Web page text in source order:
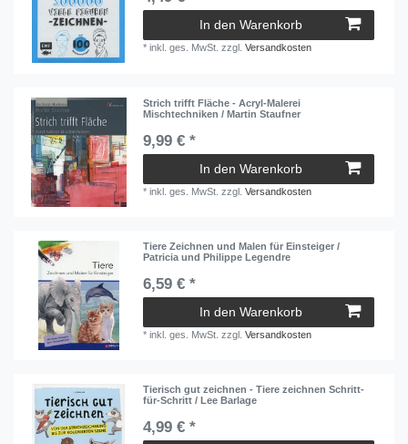
In den Warenkorb
*inkl. ges. MwSt. zzgl.Versandkosten
Strich trifft Fläche - Acryl-Malerei
Mischtechniken / Martin Staufner
9,99 € *
In den Warenkorb
*inkl. ges. MwSt. zzgl.Versandkosten
Tiere Zeichnen und Malen für Einsteiger /
Patricia und Philippe Legendre
6,59 € *
In den Warenkorb
*inkl. ges. MwSt. zzgl.Versandkosten
Tierisch gut zeichnen - Tiere zeichnen Schritt-
für-Schritt / Lee Barlage
4,99 € *